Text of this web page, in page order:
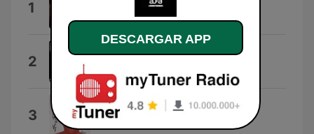
1 Harry Styles
2 Fenix Flexin Vol. 2 Intro
3 I Hate You
DESCARGAR APP